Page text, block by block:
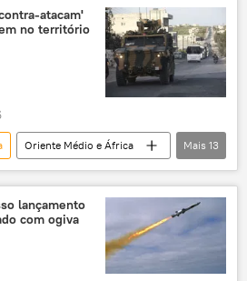
Síria
atacam'
no território
Oriente Médio e África
SANA
Al-Hasakah
Kilis
Popular (YPG)
do Curdistão (YPG)
Mais 13
lançamento
com ogiva